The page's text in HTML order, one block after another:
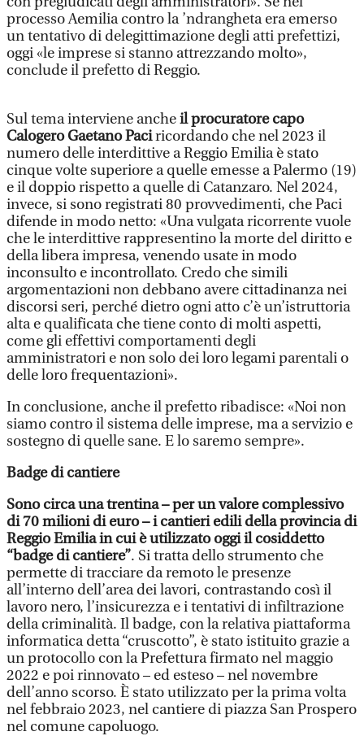
processo Aemilia contro la ’ndrangheta era emerso
un tentativo di delegittimazione degli atti prefettizi,
oggi «le imprese si stanno attrezzando molto»,
conclude il prefetto di Reggio.
Sul tema interviene ancheil procuratore capo
Calogero Gaetano Paciricordando che nel 2023 il
numero delle interdittive a Reggio Emilia è stato
cinque volte superiore a quelle emesse a Palermo (19)
e il doppio rispetto a quelle di Catanzaro. Nel 2024,
invece, si sono registrati 80 provvedimenti, che Paci
difende in modo netto: «Una vulgata ricorrente vuole
che le interdittive rappresentino la morte del diritto e
della libera impresa, venendo usate in modo
inconsulto e incontrollato. Credo che simili
argomentazioni non debbano avere cittadinanza nei
discorsi seri, perché dietro ogni atto c’è un’istruttoria
alta e qualificata che tiene conto di molti aspetti,
come gli effettivi comportamenti degli
amministratori e non solo dei loro legami parentali o
delle loro frequentazioni».
In conclusione, anche il prefetto ribadisce: «Noi non
siamo contro il sistema delle imprese, ma a servizio e
sostegno di quelle sane. E lo saremo sempre».
Badge di cantiere
Sono circa una trentina – per un valore complessivo
di 70 milioni di euro – i cantieri edili della provincia di
Reggio Emilia in cui è utilizzato oggi il cosiddetto
“badge di cantiere”. Si tratta dello strumento che
permette di tracciare da remoto le presenze
all’interno dell’area dei lavori, contrastando così il
lavoro nero, l’insicurezza e i tentativi di infiltrazione
della criminalità. Il badge, con la relativa piattaforma
informatica detta “cruscotto”, è stato istituito grazie a
un protocollo con la Prefettura firmato nel maggio
2022 e poi rinnovato – ed esteso – nel novembre
dell’anno scorso. È stato utilizzato per la prima volta
nel febbraio 2023, nel cantiere di piazza San Prospero
nel comune capoluogo.